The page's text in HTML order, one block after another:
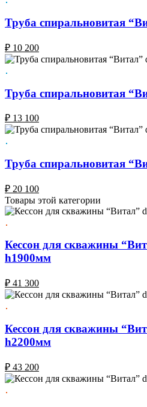
Труба спиральновитая
₽ 10 200
Труба спиральновитая
₽ 13 100
Труба спиральновитая
₽ 20 100
Товары этой категории
Кессон для скважины
h1900мм
₽ 41 300
Кессон для скважины
h2200мм
₽ 43 200